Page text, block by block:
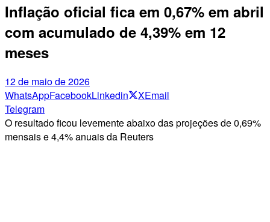
Inflação oficial fica em 0,67% em abril
com acumulado de 4,39% em 12
meses
12 de maio de 2026
WhatsAppFacebookLinkedin XEmail
Telegram
O resultado ficou levemente abaixo das projeções de 0,69%
mensais e 4,4% anuais da Reuters